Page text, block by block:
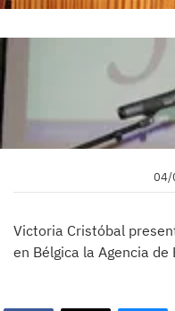
04/
Victoria Cristóbal
en Bélgica la Agencia